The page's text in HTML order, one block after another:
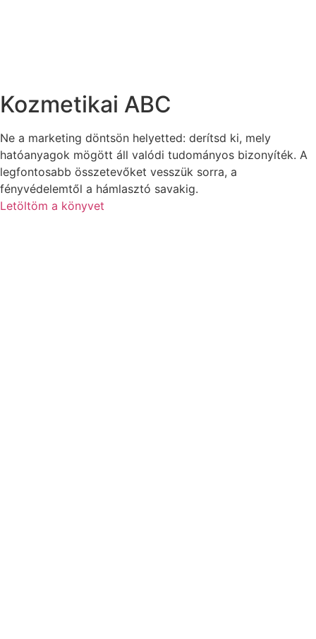
Kozmetikai ABC
Ne a marketing döntsön helyetted: derítsd ki, mely
hatóanyagok mögött áll valódi tudományos bizonyíték. A
legfontosabb összetevőket vesszük sorra, a
fényvédelemtől a hámlasztó savakig.
Letöltöm a könyvet